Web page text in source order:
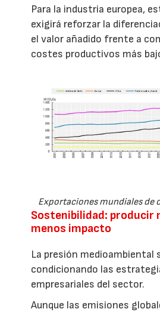
Para la industria europea,
exigirá reforzar la
el valor añadido frente a
costes productivos más
Exportaciones mundiales de
Sostenibilidad: producir
menos impacto
La presión medioambiental
condicionando las
empresariales del sector.
Aunque las emisiones